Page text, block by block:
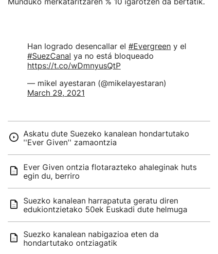
Han logrado desencallar el #Evergreen y el
#SuezCanal ya no está bloqueado
https://t.co/wDmnyusQtP
— mikel ayestaran (@mikelayestaran)
March 29, 2021
Askatu dute Suezeko kanalean hondartutako
''Ever Given'' zamaontzia
Ever Given ontzia flotarazteko ahaleginak huts
egin du, berriro
Suezko kanalean harrapatuta geratu diren
edukiontzietako 50ek Euskadi dute helmuga
Suezko kanalean nabigazioa eten da
hondartutako ontziagatik